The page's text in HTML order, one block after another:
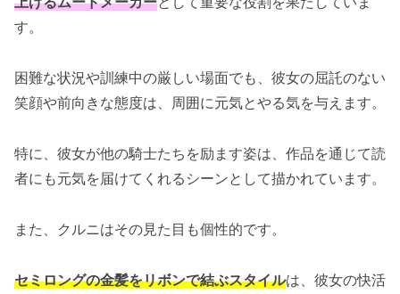
す。
困難な状況や訓練中の厳しい場面でも、彼女の屈託のない
笑顔や前向きな態度は、周囲に元気とやる気を与えます。
特に、彼女が他の騎士たちを励ます姿は、作品を通じて読
者にも元気を届けてくれるシーンとして描かれています。
また、クルニはその見た目も個性的です。
セミロングの金髪をリボンで結ぶスタイルは、彼女の快活